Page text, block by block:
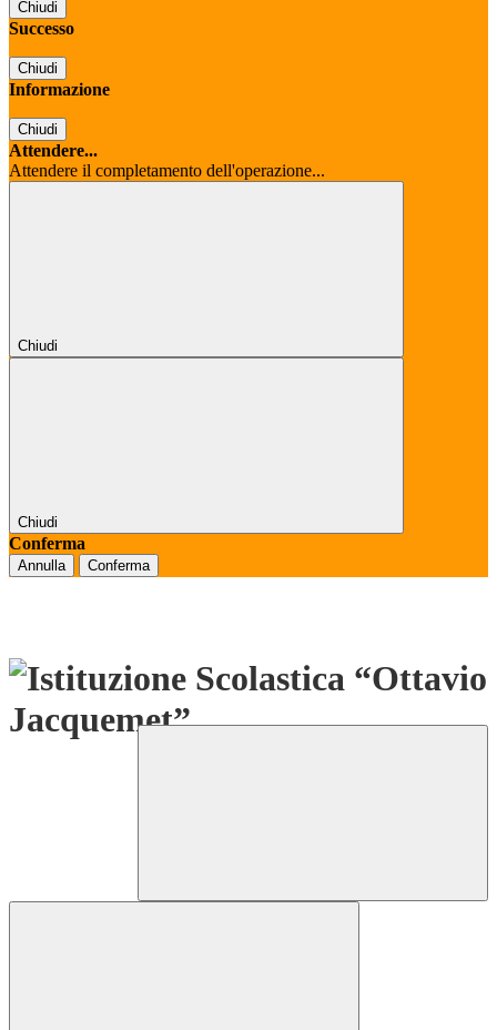
Chiudi
Successo
Chiudi
Informazione
Chiudi
Attendere...
Attendere il completamento dell'operazione...
Chiudi
Chiudi
Conferma
Annulla Conferma